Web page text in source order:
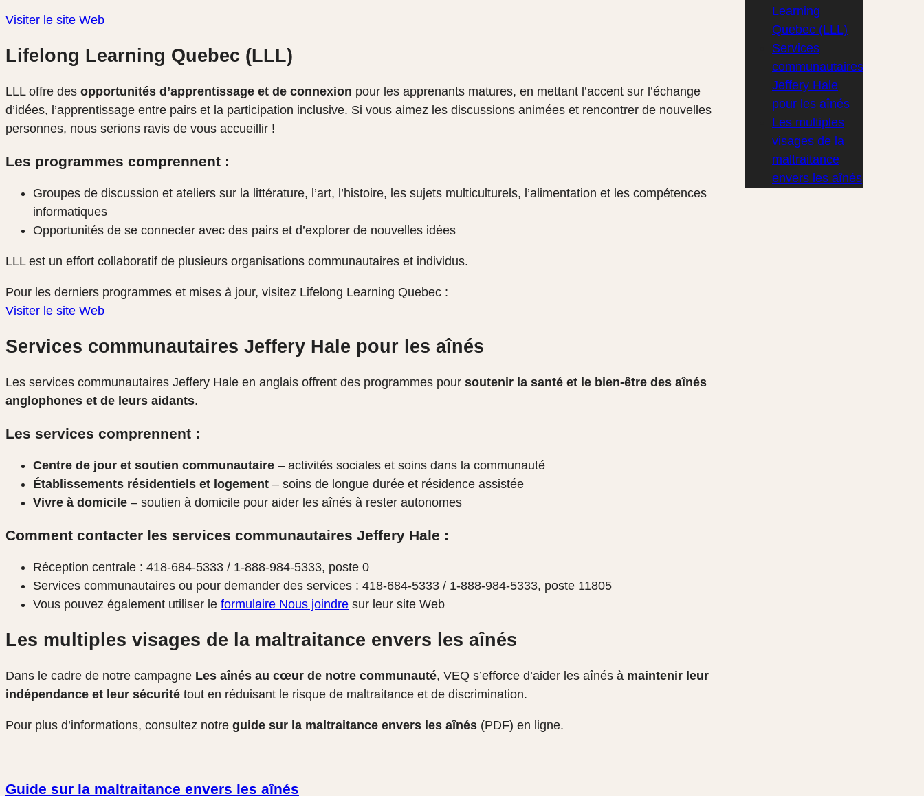
Visiter le site Web
Lifelong Learning Quebec (LLL)
LLL offre des opportunités d’apprentissage et de connexion pour les apprenants matures, en mettant l’accent sur l’échange
d’idées, l’apprentissage entre pairs et la participation inclusive. Si vous aimez les discussions animées et rencontrer de nouvelles
personnes, nous serions ravis de vous accueillir !
Les programmes comprennent :
Groupes de discussion et ateliers sur la littérature, l’art, l’histoire, les sujets multiculturels, l’alimentation et les compétences
informatiques
Opportunités de se connecter avec des pairs et d’explorer de nouvelles idées
LLL est un effort collaboratif de plusieurs organisations communautaires et individus.
Pour les derniers programmes et mises à jour, visitez Lifelong Learning Quebec :
Visiter le site Web
Services communautaires Jeffery Hale pour les aînés
Les services communautaires Jeffery Hale en anglais offrent des programmes pour soutenir la santé et le bien-être des aînés
anglophones et de leurs aidants.
Les services comprennent :
Centre de jour et soutien communautaire – activités sociales et soins dans la communauté
Établissements résidentiels et logement – soins de longue durée et résidence assistée
Vivre à domicile – soutien à domicile pour aider les aînés à rester autonomes
Comment contacter les services communautaires Jeffery Hale :
Réception centrale : 418-684-5333 / 1-888-984-5333, poste 0
Services communautaires ou pour demander des services : 418-684-5333 / 1-888-984-5333, poste 11805
Vous pouvez également utiliser le formulaire Nous joindre sur leur site Web
Les multiples visages de la maltraitance envers les aînés
Dans le cadre de notre campagne Les aînés au cœur de notre communauté, VEQ s’efforce d’aider les aînés à maintenir leur
indépendance et leur sécurité tout en réduisant le risque de maltraitance et de discrimination.
Pour plus d’informations, consultez notre guide sur la maltraitance envers les aînés (PDF) en ligne.
Guide sur la maltraitance envers les aînés
Learning
Quebec (LLL)
Services
communautaires
Jeffery Hale
pour les aînés
Les multiples
visages de la
maltraitance
envers les aînés